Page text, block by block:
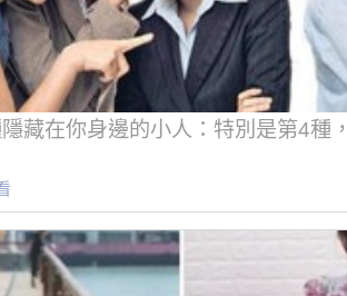
藏在你身邊的小人：特別是第4種